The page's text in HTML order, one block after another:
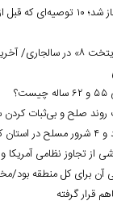
بازگشت زائران اربعین آغاز شد؛
آغاز نگارش فیلمنامه «پایتخت
روند صلح و بی‌ثبات
از تجاوز نظامی آمریکا
آن برای کل منطقه بود/
قرار گرفته